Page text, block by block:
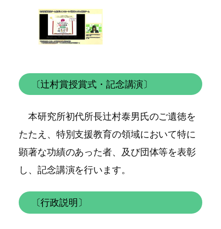
〔辻村賞授賞式・記念講演〕
本研究所初代所長辻村泰男氏のご遺徳を
たたえ、特別支援教育の領域において特に
顕著な功績のあった者、及び団体等を表彰
し、記念講演を行います。
〔行政説明〕